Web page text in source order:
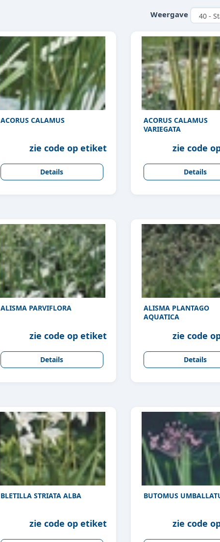
Weergave
ACORUS CALAMUS
zie code op etiket
Details
ACORUS CALAMUS
VARIEGATA
zie code
Details
ALISMA PARVIFLORA
zie code op etiket
Details
ALISMA PLANTAGO
AQUATICA
zie code
Details
BLETILLA STRIATA ALBA
zie code op etiket
BUTOMUS
zie code